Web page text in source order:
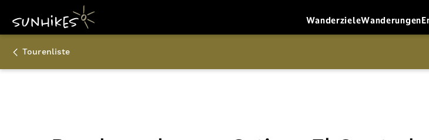
WanderzieleWanderungen
Tourenliste